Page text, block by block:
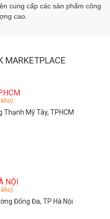
cung cấp các sản phẩm công
cao.
MARKETPLACE
Mỹ Tây, TPHCM
NỘI
Đống Đa, TP Hà Nội